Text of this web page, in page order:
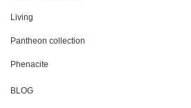
Living
Pantheon collection
Phenacite
BLOG